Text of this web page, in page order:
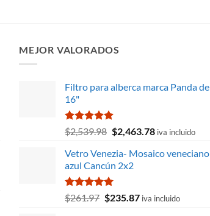
MEJOR VALORADOS
Filtro para alberca marca Panda de
16"
Valorado
con
de 5
$2,539.98 El
original
era:
$2,539.98.
$2,463.78El
actual
iva incluido
Vetro Venezia- Mosaico veneciano
azul Cancún 2x2
Valorado
con
$261.97 El
$235.87Eliva incluido